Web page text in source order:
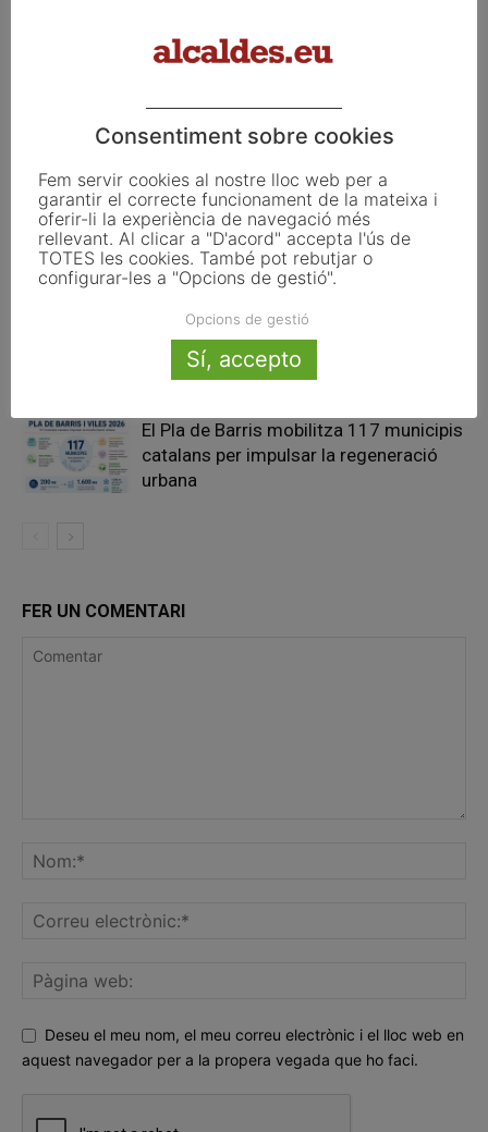
conveni amb alcaldes de 31
municipis per a construir 566
time a la televisió pública, amb
la càmera del temps»
Pals reclama revisar el decret dels
habitatges d’ús turístic per preservar
l’autonomia municipal
La UE activa les primeres obligacions
de transparència de la Llei d’IA que
afecten els ajuntaments
El Pla de Barris mobilitza 117 municipis
catalans per impulsar la regeneració
urbana
FER UN COMENTARI
Deseu el meu nom, el meu correu electrònic i el lloc web en
aquest navegador per a la propera vegada que ho faci.
Consentiment sobre cookies
Fem servir cookies al nostre lloc web per a
garantir el correcte funcionament de la mateixa i
oferir-li la experiència de navegació més
rellevant. Al clicar a "D'acord" accepta l'ús de
TOTES les cookies. També pot rebutjar o
configurar-les a "Opcions de gestió".
Opcions de gestió
Sí, accepto